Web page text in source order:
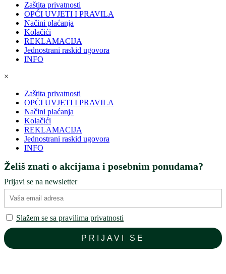
Zaštita privatnosti
OPĆI UVJETI I PRAVILA
Načini plaćanja
Kolačići
REKLAMACIJA
Jednostrani raskid ugovora
INFO
×
Zaštita privatnosti
OPĆI UVJETI I PRAVILA
Načini plaćanja
Kolačići
REKLAMACIJA
Jednostrani raskid ugovora
INFO
Želiš znati o akcijama i posebnim ponudama?
Prijavi se na newsletter
Slažem se sa pravilima privatnosti